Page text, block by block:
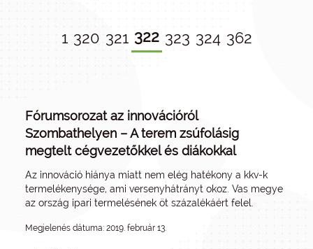
1 320 321 322 323 324 362
Fórumsorozat az innovációról
Szombathelyen – A terem zsúfolásig
megtelt cégvezetőkkel és diákokkal
Az innováció hiánya miatt nem elég hatékony a kkv-k
termelékenysége, ami versenyhátrányt okoz. Vas megye
az ország ipari termelésének öt százalékáért felel.
Megjelenés dátuma: 2019. február 13.